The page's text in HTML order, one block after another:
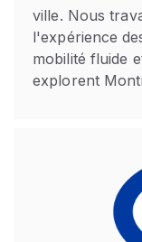
ville. Nous
l'expérience
mobilité fluide
explorent